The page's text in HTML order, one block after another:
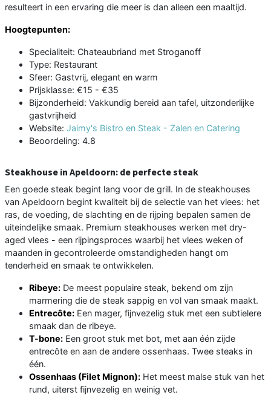
resulteert in een ervaring die meer is dan alleen een maaltijd.
Hoogtepunten:
Specialiteit: Chateaubriand met Stroganoff
Type: Restaurant
Sfeer: Gastvrij, elegant en warm
Prijsklasse: €15 - €35
Bijzonderheid: Vakkundig bereid aan tafel, uitzonderlijke
gastvrijheid
Website: Jaimy's Bistro en Steak - Zalen en Catering
Beoordeling: 4.8
Steakhouse in Apeldoorn: de perfecte steak
Een goede steak begint lang voor de grill. In de steakhouses
van Apeldoorn begint kwaliteit bij de selectie van het vlees: het
ras, de voeding, de slachting en de rijping bepalen samen de
uiteindelijke smaak. Premium steakhouses werken met dry-
aged vlees - een rijpingsproces waarbij het vlees weken of
maanden in gecontroleerde omstandigheden hangt om
tenderheid en smaak te ontwikkelen.
Ribeye: De meest populaire steak, bekend om zijn
marmering die de steak sappig en vol van smaak maakt.
Entrecôte: Een mager, fijnvezelig stuk met een subtielere
smaak dan de ribeye.
T-bone: Een groot stuk met bot, met aan één zijde
entrecôte en aan de andere ossenhaas. Twee steaks in
één.
Ossenhaas (Filet Mignon): Het meest malse stuk van het
rund, uiterst fijnvezelig en weinig vet.